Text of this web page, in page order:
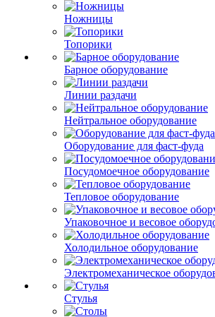
Ножницы
Топорики
Барное оборудование
Линии раздачи
Нейтральное оборудование
Оборудование для фаст-фуда
Посудомоечное оборудование
Тепловое оборудование
Упаковочное и весовое
Холодильное оборудование
Электромеханическое
Стулья